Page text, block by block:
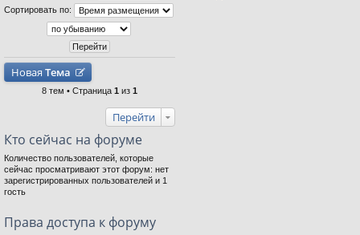
Сортировать по:
Новая Тема
8 тем • Страница 1 из 1
Перейти
Кто сейчас на форуме
Количество пользователей, которые
сейчас просматривают этот форум: нет
зарегистрированных пользователей и 1
гость
Права доступа к форуму